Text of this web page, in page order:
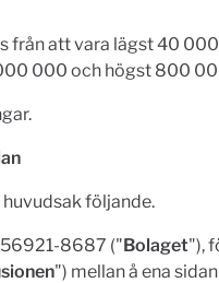
från att vara lägst 40
000 och högst 800
följande.
8687 ("Bolaget"),
") mellan å ena sidan